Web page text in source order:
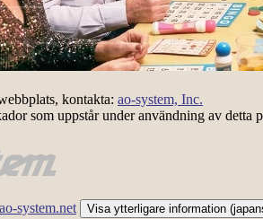
kontakta: ao-system, Inc.
som uppstår under användning av detta
ao-system.net Visa ytterligare information